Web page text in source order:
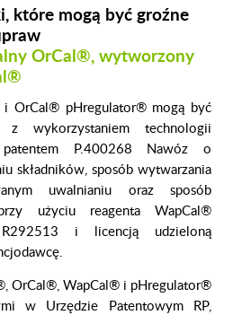
które mogą być groźne
OrCal®, wytworzony
OrCal® pHregulator® mogą być
z wykorzystaniem technologii
P.400268 Nawóz o
składników, sposób wytwarzania
uwalnianiu oraz sposób
użyciu reagenta WapCal®
i licencją udzieloną
OrCal®, WapCal® i pHregulator®
w Urzędzie Patentowym RP,